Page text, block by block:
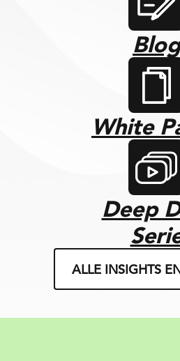
Blog
White
Deep
ALLE INSIGHTS